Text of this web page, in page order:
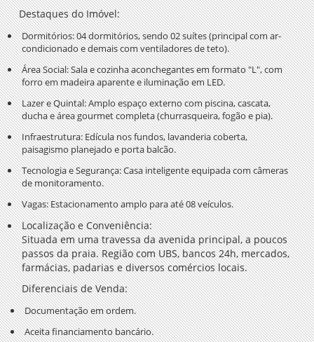
Destaques do Imóvel:
Dormitórios:04 dormitórios, sendo 02 suítes (principal com ar-
condicionado e demais com ventiladores de teto).
Área Social:Sala e cozinha aconchegantes em formato "L", com
forro em madeira aparente e iluminação em LED.
Lazer e Quintal:Amplo espaço externo com piscina, cascata,
ducha e área gourmet completa (churrasqueira, fogão e pia).
Infraestrutura:Edícula nos fundos, lavanderia coberta,
paisagismo planejado e porta balcão.
Tecnologia e Segurança:Casa inteligente equipada com câmeras
de monitoramento.
Vagas:Estacionamento amplo para até 08 veículos.
Localização e Conveniência:
Situada em uma travessa da avenida principal, a poucos
passos da praia. Região com UBS, bancos 24h, mercados,
farmácias, padarias e diversos comércios locais.
Diferenciais de Venda:
Documentação em ordem.
Aceita financiamento bancário.